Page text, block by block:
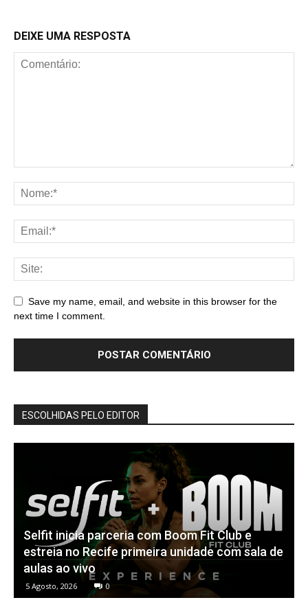
DEIXE UMA RESPOSTA
Save my name, email, and website in this browser for the
next time I comment.
ESCOLHIDAS PELO EDITOR
Selfit inicia parceria com Boom Fit Club e
estreia no Recife primeira unidade com sala de
aulas ao vivo
5 Agosto, 2026 0